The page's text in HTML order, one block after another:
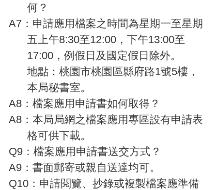
府
網
料
開
放
宣
告
何？
A7 ：申請應用檔案之時間為星期一至星期
五上午8:30至12:00，下午13:00至
17:00，例假日及國定假日除外。
地點：桃園市桃園區縣府路1號5樓，
本局秘書室。
A8 ：檔案應用申請書如何取得？
A8 ：本局局網之檔案應用專區設有申請表
格可供下載。
Q9 ：檔案應用申請書送交方式？
A9 ：書面郵寄或親自送達均可。
Q10 ：申請閱覽、抄錄或複製檔案應準備